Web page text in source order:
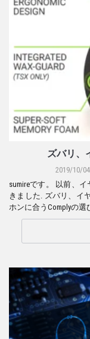
ズバリ、
2019/10/04
sumireです。 以前、
きました. ズバリ、イ
ホンに合うComplyの